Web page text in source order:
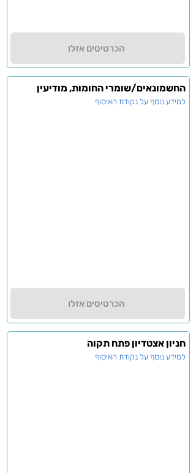
הכרטיסים אזלו
החשמונאים/שומרי החומות, מודיעין
למידע נוסף על נקודת האיסוף
הכרטיסים אזלו
חניון אצטדיון פתח תקוה
למידע נוסף על נקודת האיסוף